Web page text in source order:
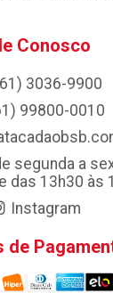
Conosco
3036-9900
99800-0010
segunda a
das 13h30 às
Instagram
de